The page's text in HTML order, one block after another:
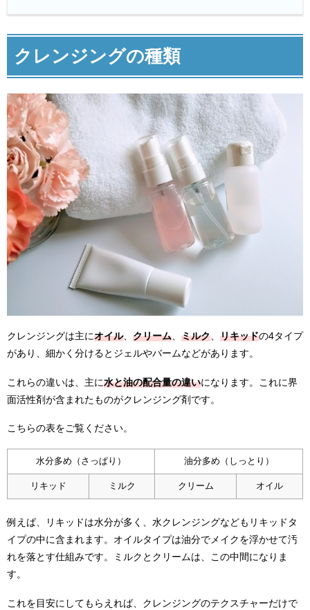
クレンジングの種類
クレンジングは主にオイル、 クリーム ミルク リキッドの4タイプ
があり、細かく分けるとジェルやバームなどがあります。
これらの違いは、主に水と油の配合量の違いになります。これに界
面活性剤が含まれたものがクレンジング剤です。
こちらの表をご覧ください。
水分多め（さっぱり） 油分多め（しっとり）
リキッド ミルク クリーム オイル
例えば、リキッドは水分が多く、水クレンジングなどもリキッドタ
イプの中に含まれます。オイルタイプは油分でメイクを浮かせて汚
れを落とす仕組みです。ミルクとクリームは、この中間になりま
す。
これを目安にしてもらえれば、クレンジングのテクスチャーだけで